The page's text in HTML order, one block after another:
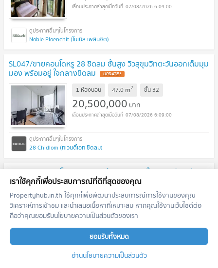
07/08/2026 6:09:00
Noble Ploenchit (โนเบิล เพลินจิต)
SL047/ขายคอนโดหรู 28 ชิดลม ชั้นสูง วิวสุขุมวิทตะวันออกเต็มมุม
มอง พร้อมอยู่ ใจกลางชิดลม
1 ห้องนอน 47.0 m2 ชั้น 32
20,500,000 บาท
07/08/2026 6:09:00
28 Chidlom (ทเวนตี้เอท ชิดลม)
SK109/ขายคอนโด The Circle ทำเลศักยภาพใจกลางเมือง ย่าน
เพชรบุรี–อโศก เดินทางสะดวก
1 ห้องนอน 49.0m2 ชั้น11-20
5,190,000บาท
Circle Condominium (เซอร์เคิล คอนโดมิเนียม)
เราใช้คุกกี้เพื่อประสบการณ์ที่ดีที่สุดของคุณ
Propertyhub.in.th ใช้คุกกี้เพื่อพัฒนาประสบการณ์การใช้งานของคุณ
วิเคราะห์การเข้าชม และนำเสนอเนื้อหาที่เหมาะสม หากคุณใช้งานเว็บไซต์ต่อ
ถือว่าคุณยอมรับนโยบายความเป็นส่วนตัวของเรา
ยอมรับทั้งหมด
อ่านนโยบายความเป็นส่วนตัว